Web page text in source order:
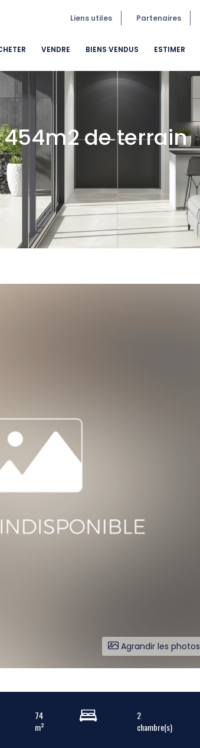
Liens utiles Partenaires
VENDRE BIENS VENDUS ESTIMER
de terrain
Agrandir les photos
74
m²
2
chambre(s)